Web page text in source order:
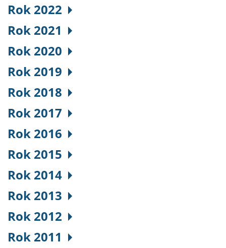
Rok 2022
Rok 2021
Rok 2020
Rok 2019
Rok 2018
Rok 2017
Rok 2016
Rok 2015
Rok 2014
Rok 2013
Rok 2012
Rok 2011